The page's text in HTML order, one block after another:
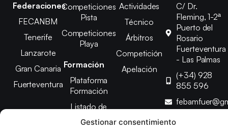
Gestionar consentimiento
Federaciones
FECANBM
Tenerife
Lanzarote
Gran Canaria
Fuerteventura
Competiciones
Pista
Competiciones
Playa
Formación
Plataforma
Formación
Listado de
Cursos
Actividades
Técnico
Árbitros
Competición
Apelación
C/ Dr.
Fleming, 1-2ª
Puerto del
Rosario
Fuerteventura
- Las Palmas
(+34) 928
855 596